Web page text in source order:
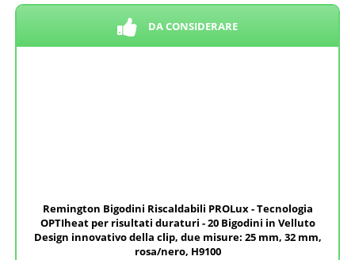
DA CONSIDERARE
Remington Bigodini Riscaldabili PROLux - Tecnologia
OPTIheat per risultati duraturi - 20 Bigodini in Velluto
Design innovativo della clip, due misure: 25 mm, 32 mm,
rosa/nero, H9100